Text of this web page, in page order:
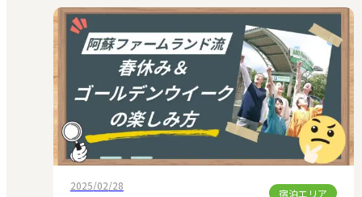
2025/02/28
宿泊エリア